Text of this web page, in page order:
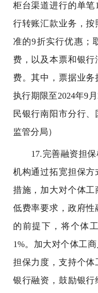
柜台渠道进行的单笔
行转账汇款业务，
准的9折实行优惠；
费，以及本票和银
费。其中，票据业
执行期限至2024年9
民银行南阳市分行
监管分局）
17.完善融资担保
机构通过拓宽担保
措施，加大对个体
低费率要求，政府
的前提下，将个体
1%。加大对个体工
担保力度，支持个体
银行融资，鼓励银